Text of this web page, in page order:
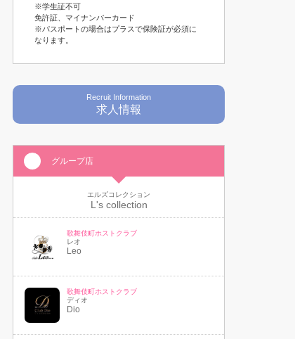
※学生証不可
免許証、マイナンバーカード
※パスポートの場合はプラスで保険証が必須に
なります。
Recruit Information
求人情報
グループ店
エルズコレクション
L's collection
歌舞伎町ホストクラブ
レオ
Leo
歌舞伎町ホストクラブ
ディオ
Dio